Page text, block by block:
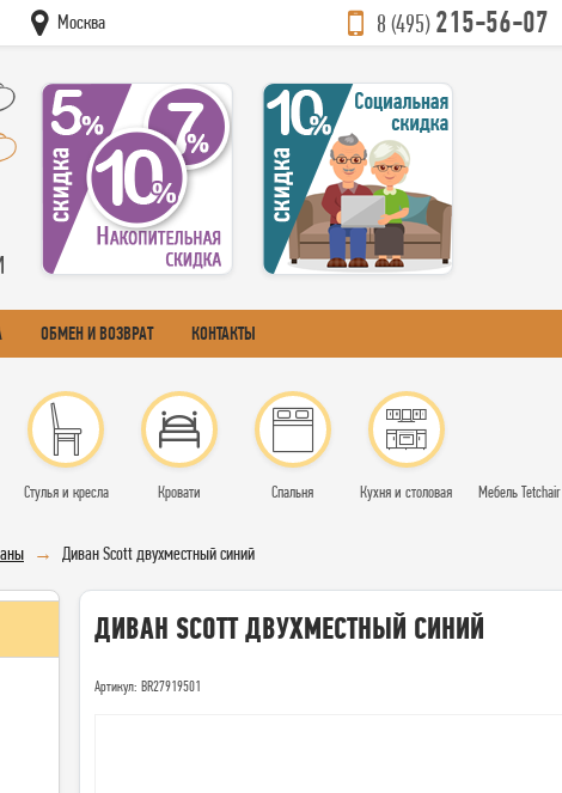
Москва 8 (495)215-56-07
ОБМЕН И ВОЗВРАТ КОНТАКТЫ
Стулья и кресла Кровати Спальня Кухня и столовая Мебель Tetchair
Диван Scott двухместный синий
ДИВАН SCOTT ДВУХМЕСТНЫЙ СИНИЙ
Артикул: BR27919501